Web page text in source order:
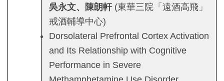
吳永文、陳朗軒 (東華三院「遠酒高飛」
戒酒輔導中心)
Dorsolateral Prefrontal Cortex Activation
and Its Relationship with Cognitive
Performance in Severe